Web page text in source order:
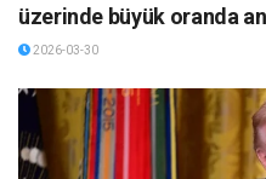
üzerinde büyük oranda
2026-03-30